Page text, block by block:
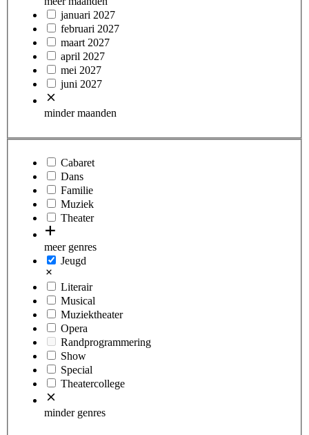
januari 2027
februari 2027
maart 2027
april 2027
mei 2027
juni 2027
minder maanden
Cabaret
Dans
Familie
Muziek
Theater
meer genres
Jeugd
Literair
Musical
Muziektheater
Opera
Randprogrammering
Show
Special
Theatercollege
minder genres